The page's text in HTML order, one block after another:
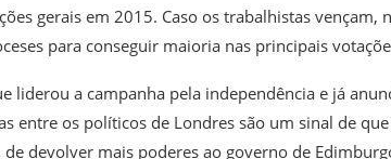
gerais em 2015. Caso os trabalhistas
para conseguir maioria nas principais
liderou a campanha pela independência e já
entre os políticos de Londres são um sinal de
de devolver mais poderes ao governo de